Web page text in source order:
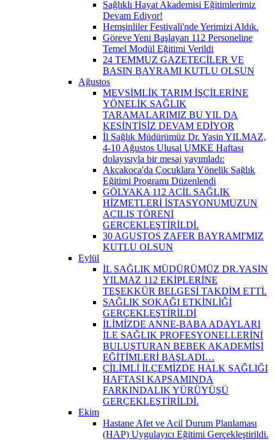
Sağlıklı Hayat Akademisi Eğitimlerimiz
Devam Ediyor!
Hemşinliler Festivali'nde Yerimizi Aldık.
Göreve Yeni Başlayan 112 Personeline
Temel Modül Eğitimi Verildi
24 TEMMUZ GAZETECİLER VE
BASIN BAYRAMI KUTLU OLSUN
Ağustos
MEVSİMLİK TARIM İŞÇİLERİNE
YÖNELİK SAĞLIK
TARAMALARIMIZ BU YIL DA
KESİNTİSİZ DEVAM EDİYOR
İl Sağlık Müdürümüz Dr. Yasin YILMAZ,
4-10 Ağustos Ulusal UMKE Haftası
dolayısıyla bir mesaj yayımladı:
Akçakoca'da Çocuklara Yönelik Sağlık
Eğitimi Programı Düzenlendi
GÖLYAKA 112 ACİL SAĞLIK
HİZMETLERİ İSTASYONUMUZUN
AÇILIŞ TÖRENİ
GERÇEKLEŞTİRİLDİ.
30 AGUSTOS ZAFER BAYRAMI'MIZ
KUTLU OLSUN
Eylül
İL SAĞLIK MÜDÜRÜMÜZ DR.YASİN
YILMAZ 112 EKİPLERİNE
TEŞEKKÜR BELGESİ TAKDİM ETTİ.
SAĞLIK SOKAĞI ETKİNLİĞİ
GERÇEKLEŞTİRİLDİ
İLİMİZDE ANNE-BABA ADAYLARI
İLE SAĞLIK PROFESYONELLERİNİ
BULUŞTURAN BEBEK AKADEMİSİ
EĞİTİMLERİ BAŞLADI…
ÇİLİMLİ İLÇEMİZDE HALK SAĞLIĞI
HAFTASI KAPSAMINDA
FARKINDALIK YÜRÜYÜŞÜ
GERÇEKLEŞTİRİLDİ.
Ekim
Hastane Afet ve Acil Durum Planlaması
(HAP) Uygulayıcı Eğitimi Gerçekleştirildi.